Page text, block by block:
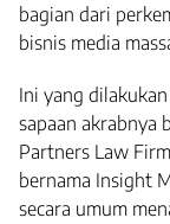
bagian dari
bisnis media
Ini yang
sapaan akrabnya
Partners Law
bernama Insight
secara umum